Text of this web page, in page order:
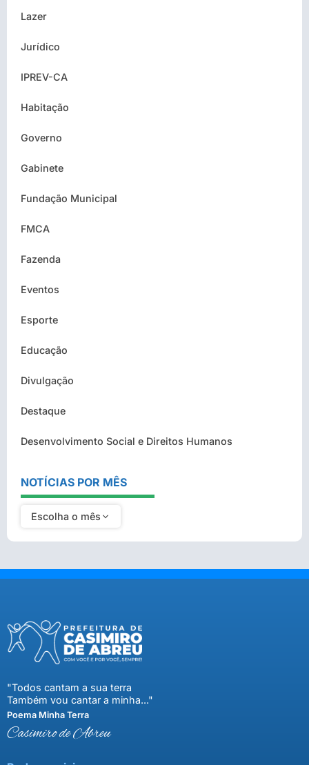
Lazer
Jurídico
IPREV-CA
Habitação
Governo
Gabinete
Fundação Municipal
FMCA
Fazenda
Eventos
Esporte
Educação
Divulgação
Destaque
Desenvolvimento Social e Direitos Humanos
NOTÍCIAS POR MÊS
Escolha o mês
"Todos cantam a sua terra
Também vou cantar a minha..."
Poema Minha Terra
Casimiro de Abreu